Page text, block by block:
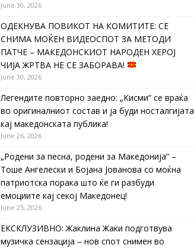
June 30, 2026
ОДЕКНУВА ПОВИКОТ НА КОМИТИТЕ: СЕ
СНИМА МОЌЕН ВИДЕОСПОТ ЗА МЕТОДИ
ПАТЧЕ – МАКЕДОНСКИОТ НАРОДЕН ХЕРОЈ
ЧИЈА ЖРТВА НЕ СЕ ЗАБОРАВА!
June 30, 2026
Легендите повторно заедно: „Кисми“ се враќа
во оригиналниот состав и ја буди носталгијата
кај македонската публика!
June 26, 2026
„Родени за песна, родени за Македонија“ –
Тоше Ангелески и Бојана Јованова со моќна
патриотска порака што ќе ги разбуди
емоциите кај секој Македонец!
June 25, 2026
ЕКСКЛУЗИВНО: Жаклина Жаки подготвува
музичка сензација – нов спот снимен во